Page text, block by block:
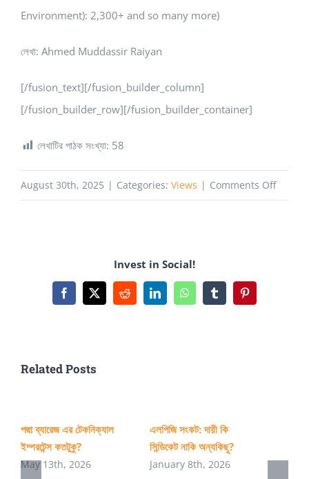
Environment): 2,300+ and so many more)
লেখা: Ahmed Muddassir Raiyan
[/fusion_text][/fusion_builder_column]
[/fusion_builder_row][/fusion_builder_container]
লেখাটির পাঠক সংখ্যা: 58
August 30th, 2025 | Categories: Views | Comments Offon
Invest in Social!
Facebook
X RedditLinkedInWhatsAppTumblrPinterest
Related Posts
পদ্মা ব্যারেজ এর টেকনিক্যাল
ইম্পরটেন্স কতটুকু?
May 13th, 2026
এলপিজি সংকট: দায়ী কি
সিন্ডিকেট নাকি অন্যকিছু?
January 8th, 2026